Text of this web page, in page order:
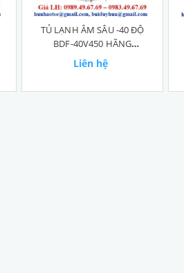
TỦ LẠNH ÂM SÂU -40 ĐỘ
BDF-40V450 HÃNG
BIOBASE
Liên hệ